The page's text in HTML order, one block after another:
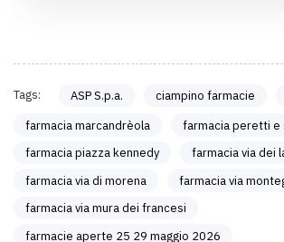
Tags: ASP S.p.a. ciampino farmacie
farmacia marcandrèola
farmacia peretti e
farmacia piazza kennedy
farmacia via dei
farmacia via di morena
farmacia via
farmacia via mura dei francesi
farmacie aperte 25 29 maggio 2026